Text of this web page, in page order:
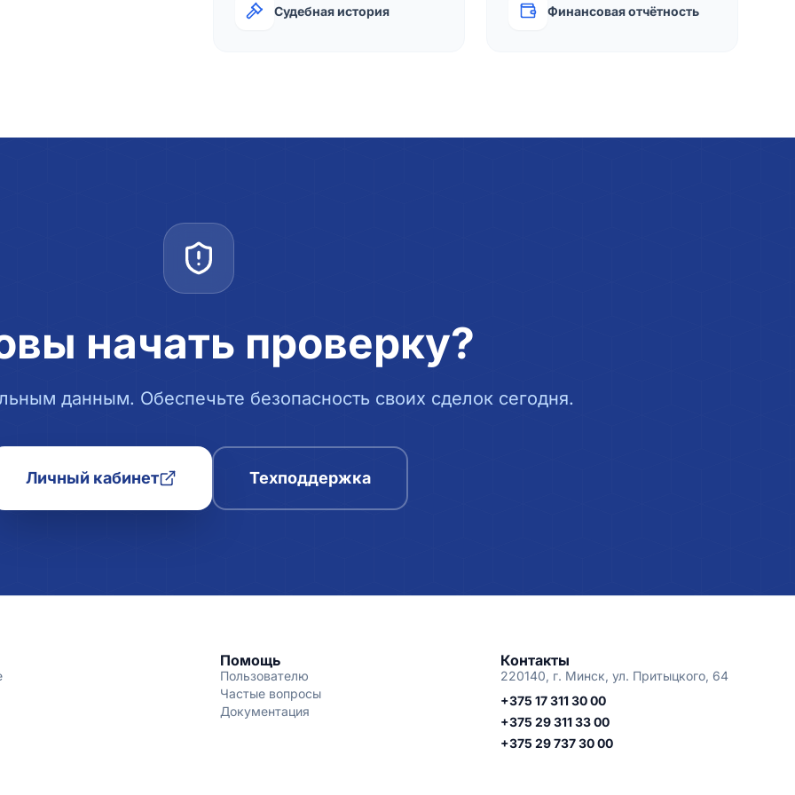
Судебная история Финансовая отчётность
начать проверку?
данным. Обеспечьте безопасность своих сделок сегодня.
Личный кабинет Техподдержка
Помощь
Пользователю
Частые вопросы
Документация
Контакты
220140, г. Минск, ул. Притыцкого, 64
+375 17 311 30 00
+375 29 311 33 00
+375 29 737 30 00